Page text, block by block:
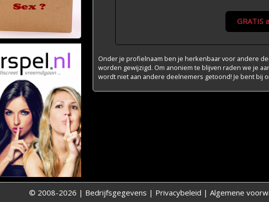
GRATIS
Onder je profielnaam ben je herkenbaar voor andere
worden gewijzigd. Om anoniem te blijven raden we je
wordt niet aan andere deelnemers getoond! Je bent bij
© 2008-2026 | Bedrijfsgegevens | Privacybeleid | Algemene